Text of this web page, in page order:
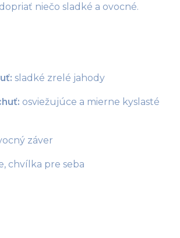
niečo sladké a ovocné.
sladké zrelé jahody
osviežujúce a mierne kyslasté
záver
chvílka pre seba